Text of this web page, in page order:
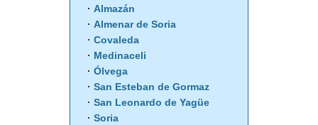
Almazán
Almenar de Soria
Covaleda
Medinaceli
Ólvega
San Esteban de Gormaz
San Leonardo de Yagüe
Soria